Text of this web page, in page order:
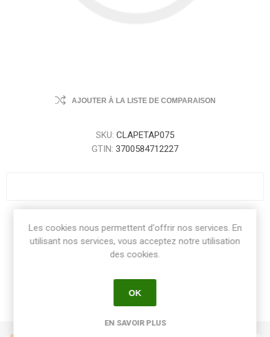
AJOUTER À LA LISTE DE COMPARAISON
SKU: CLAPETAP075
GTIN: 3700584712227
Share:
Les cookies nous permettent d'offrir nos services. En
utilisant nos services, vous acceptez notre utilisation
des cookies.
OK
EN SAVOIR PLUS